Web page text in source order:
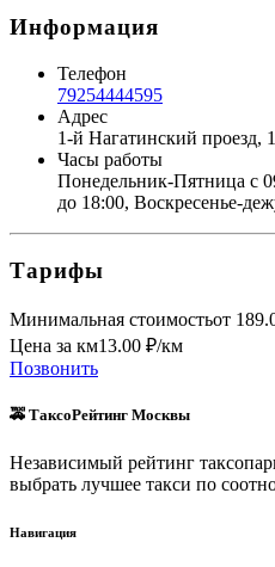
Информация
Телефон
79254444595
Адрес
1-й Нагатинский проезд,
Часы работы
Понедельник-Пятница с
до 18:00, Воскресенье-
Тарифы
Минимальная стоимостьот
Цена за км13.00 ₽/км
Позвонить
🚕 ТаксоРейтинг Москвы
Независимый рейтинг
выбрать лучшее такси по
Навигация